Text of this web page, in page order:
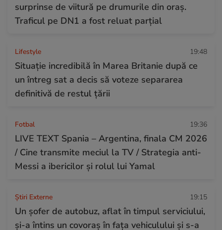
surprinse de viitură pe drumurile din oraș.
Traficul pe DN1 a fost reluat parțial
Lifestyle 19:48
Situație incredibilă în Marea Britanie după ce
un întreg sat a decis să voteze separarea
definitivă de restul țării
Fotbal 19:36
LIVE TEXT Spania – Argentina, finala CM 2026
/ Cine transmite meciul la TV / Strategia anti-
Messi a ibericilor și rolul lui Yamal
Știri Externe 19:15
Un șofer de autobuz, aflat în timpul serviciului,
și-a întins un covoraș în fața vehiculului și s-a